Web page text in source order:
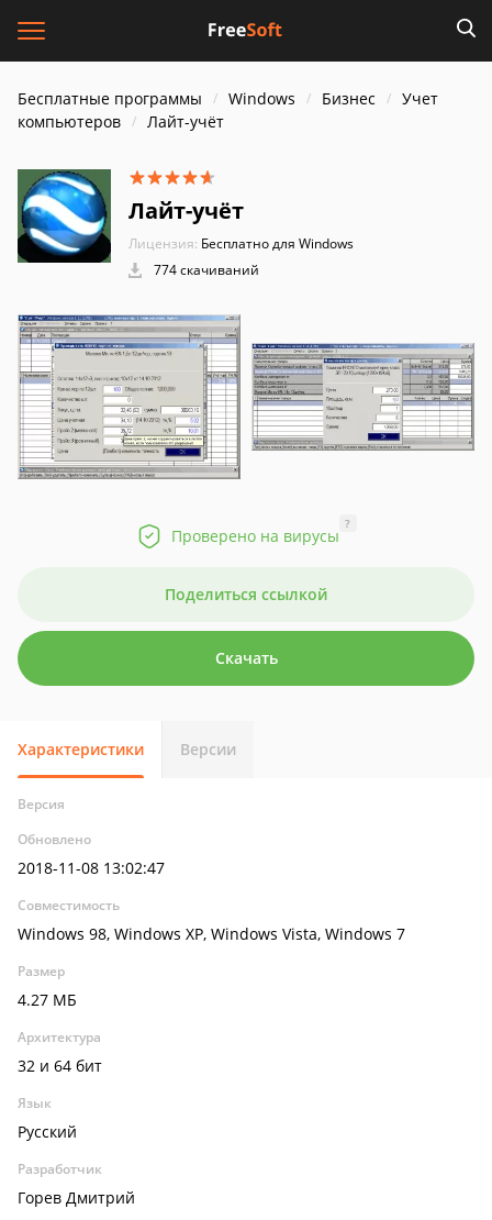
Бесплатные программы Windows Бизнес
Учет
компьютеров
Лайт-учёт
Лайт-учёт
Лицензия: Бесплатно для Windows
774 скачиваний
Проверено на вирусы
?
Поделиться ссылкой
Скачать
Характеристики Версии
Версия
Обновлено
2018-11-08 13:02:47
Совместимость
Windows 98, Windows XP, Windows Vista, Windows 7
Размер
4.27 МБ
Архитектура
32 и 64 бит
Язык
Русский
Разработчик
Горев Дмитрий